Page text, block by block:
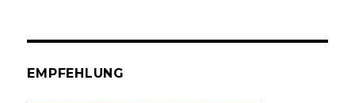
EMPFEHLUNG